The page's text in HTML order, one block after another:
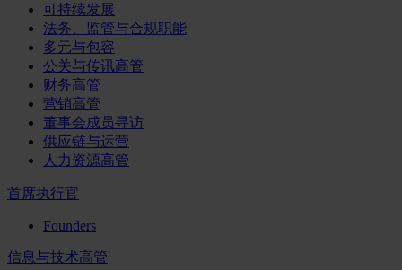
可持续发展
法务、监管与合规职能
多元与包容
公关与传讯高管
财务高管
营销高管
董事会成员寻访
供应链与运营
人力资源高管
首席执行官
Founders
信息与技术高管